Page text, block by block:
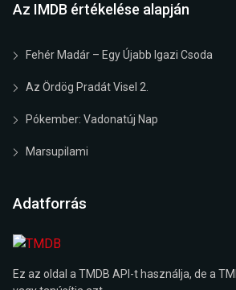
Az IMDB értékelése alapján
Fehér Madár – Egy Újabb Igazi Csoda
Az Ördög Pradát Visel 2.
Pókember: Vadonatúj Nap
Marsupilami
Adatforrás
Ez az oldal a TMDB API-t használja, de a